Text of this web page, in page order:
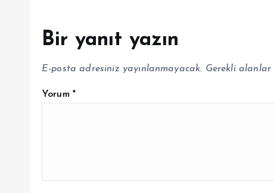
Bir yanıt yazın
E-posta adresiniz yayınlanmayacak. Gerekli alanlar
Yorum *